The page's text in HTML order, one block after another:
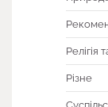
Релігія
Різне